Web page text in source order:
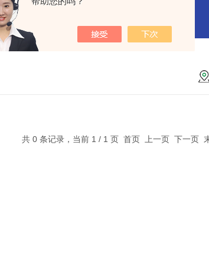
灰分测定马弗炉-郑州安晟科学仪器 SX2-9-
共 0 条记录，当前 1 / 1 页 首页 上一页 下一页